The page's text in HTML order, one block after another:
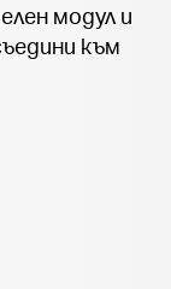
модул и
към